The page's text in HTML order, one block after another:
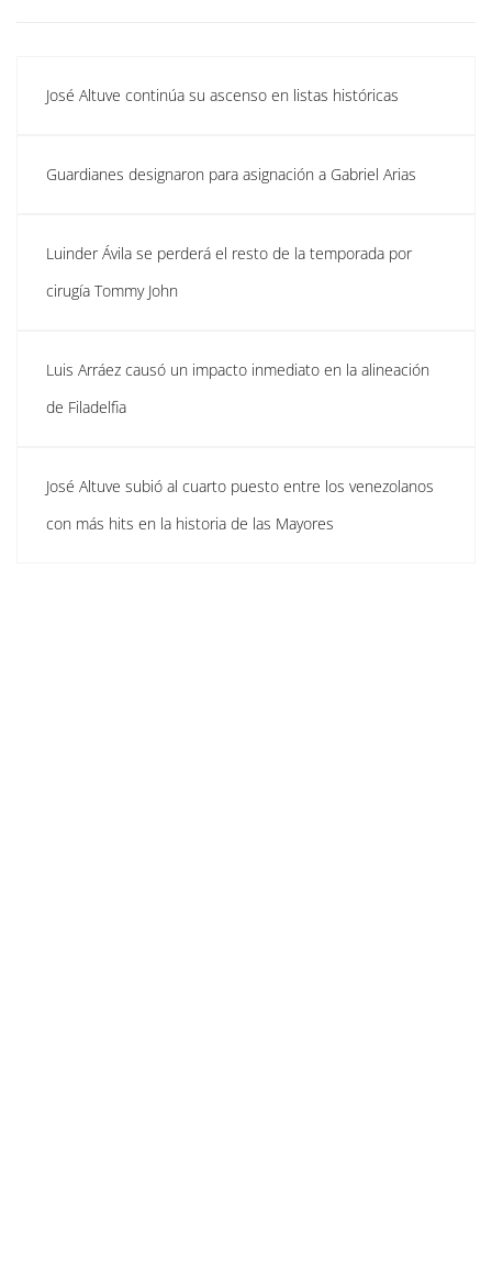
José Altuve continúa su ascenso en listas históricas
Guardianes designaron para asignación a Gabriel Arias
Luinder Ávila se perderá el resto de la temporada por
cirugía Tommy John
Luis Arráez causó un impacto inmediato en la alineación
de Filadelfia
José Altuve subió al cuarto puesto entre los venezolanos
con más hits en la historia de las Mayores